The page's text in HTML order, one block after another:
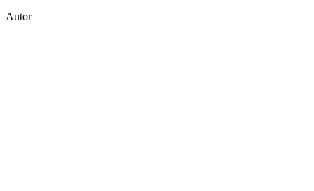
Autor